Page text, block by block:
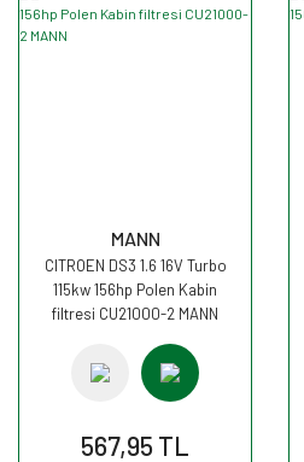
MANN
CITROEN DS3 1.6 16V Turbo
115kw 156hp Polen Kabin
filtresi CU21000-2 MANN
567,95 TL